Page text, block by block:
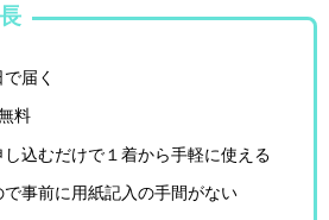
届く
料
込むだけで１着から手軽に使える
事前に用紙記入の手間がない